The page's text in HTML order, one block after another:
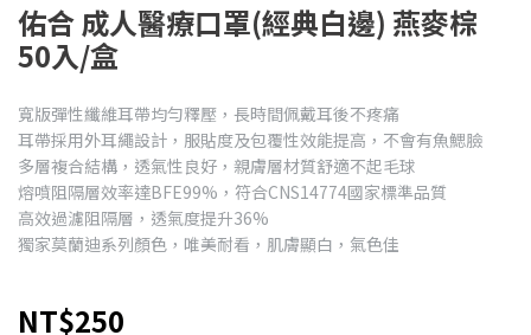
佑合 成人醫療口罩(經典白邊) 燕麥棕
50入/盒
寬版彈性纖維耳帶均勻釋壓，長時間佩戴耳後不疼痛
耳帶採用外耳繩設計，服貼度及包覆性效能提高，不會有魚鰓臉
多層複合結構，透氣性良好，親膚層材質舒適不起毛球
熔噴阻隔層效率達BFE99%，符合CNS14774國家標準品質
高效過濾阻隔層，透氣度提升36%
獨家莫蘭迪系列顏色，唯美耐看，肌膚顯白，氣色佳
NT$250